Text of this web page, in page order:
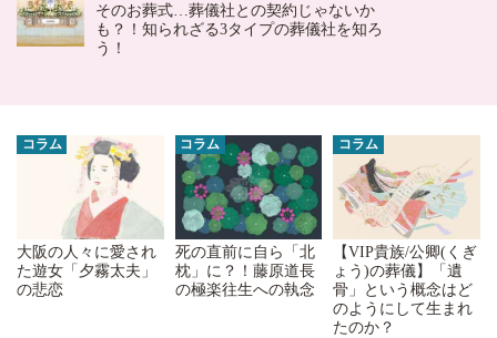
そのお葬式…葬儀社との契約じゃないか
も？！知られざる3タイプの葬儀社を知ろ
う！
コラム
大阪の人々に愛され
た遊女「夕霧太夫」
の悲恋
コラム
死の直前に自ら「北
枕」に？！藤原道長
の極楽往生への執念
コラム
【VIP貴族/公卿(くぎ
ょう)の葬儀】「遺
骨」という概念はど
のようにして生まれ
たのか？